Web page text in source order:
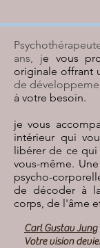
Carl Gustav Jung
Votre vision
ans, je vous
originale offrant
de
à votre besoin.
je vous
intérieur qui
libérer de ce
vous-même.
psycho-
de décoder à
corps, de l'âme